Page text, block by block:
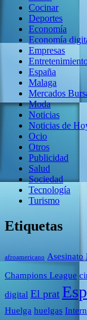
Cocinar
Deportes
Economía
Economía
Empresas
España
Malaga
Mercados
Moda
Noticias
Noticias de
Ocio
Otros
Publicidad
Salud
Sociedad
Tecnología
Turismo
Etiquetas
afroamericano Asesinato
Champions League
digital El prat
Huelga huelgas